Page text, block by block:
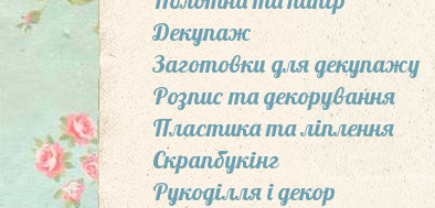
Декупаж
Заготовки для декупажу
Розпис та декорування
Пластика та ліплення
Скрапбукінг
Рукоділля і декор